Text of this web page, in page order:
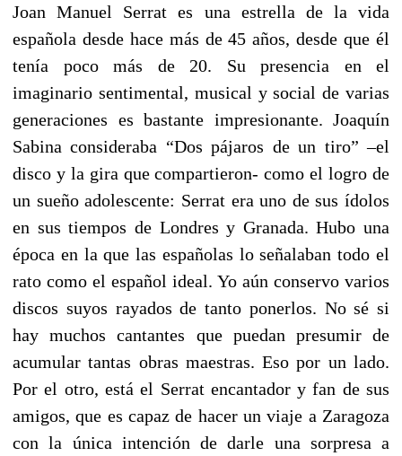
Joan Manuel Serrat es una estrella de la vida
española desde hace más de 45 años, desde que él
tenía poco más de 20. Su presencia en el
imaginario sentimental, musical y social de varias
generaciones es bastante impresionante. Joaquín
Sabina consideraba “Dos pájaros de un tiro” –el
disco y la gira que compartieron- como el logro de
un sueño adolescente: Serrat era uno de sus ídolos
en sus tiempos de Londres y Granada. Hubo una
época en la que las españolas lo señalaban todo el
rato como el español ideal. Yo aún conservo varios
discos suyos rayados de tanto ponerlos. No sé si
hay muchos cantantes que puedan presumir de
acumular tantas obras maestras. Eso por un lado.
Por el otro, está el Serrat encantador y fan de sus
amigos, que es capaz de hacer un viaje a Zaragoza
con la única intención de darle una sorpresa a